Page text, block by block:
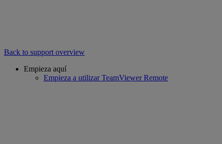
Back to support overview
Empieza aquí
Empieza a utilizar TeamViewer Remote